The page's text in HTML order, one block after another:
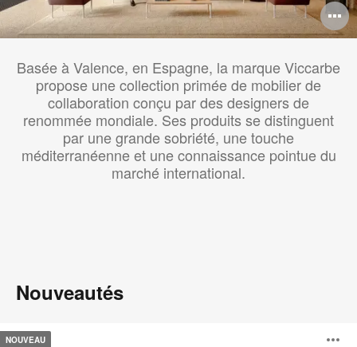
Basée à Valence, en Espagne, la marque Viccarbe
propose une collection primée de mobilier de
collaboration conçu par des designers de
renommée mondiale. Ses produits se distinguent
par une grande sobriété, une touche
méditerranéenne et une connaissance pointue du
marché international.
Nouveautés
Assises
Missiva
NOUVEAU